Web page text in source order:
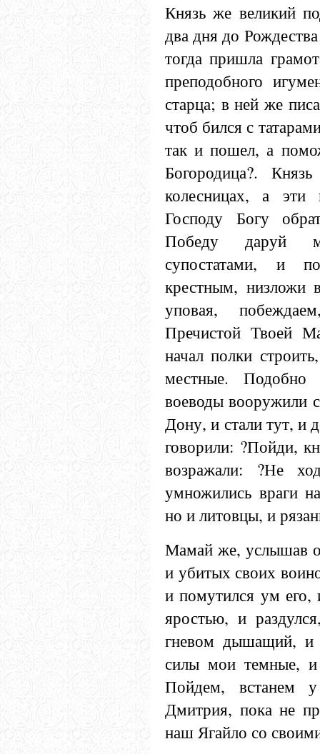
Князь же великий
два дня до
тогда пришла
преподобного
старца; в ней же
чтоб бился с
так и пошел, а
Богородица?.
колесницах, а
Господу Богу
Победу даруй
супостатами, и
крестным, низложи
уповая,
Пречистой Твоей
начал полки
местные. Подобно
воеводы вооружили
Дону, и стали тут, и
говорили: ?Пойди,
возражали: ?Не
умножились враги
но и литовцы, и
Мамай же, услышав
и убитых своих
и помутился ум его,
яростью, и
гневом дышащий, и
силы мои темные, и
Пойдем, встанем
Дмитрия, пока не
наш Ягайло со